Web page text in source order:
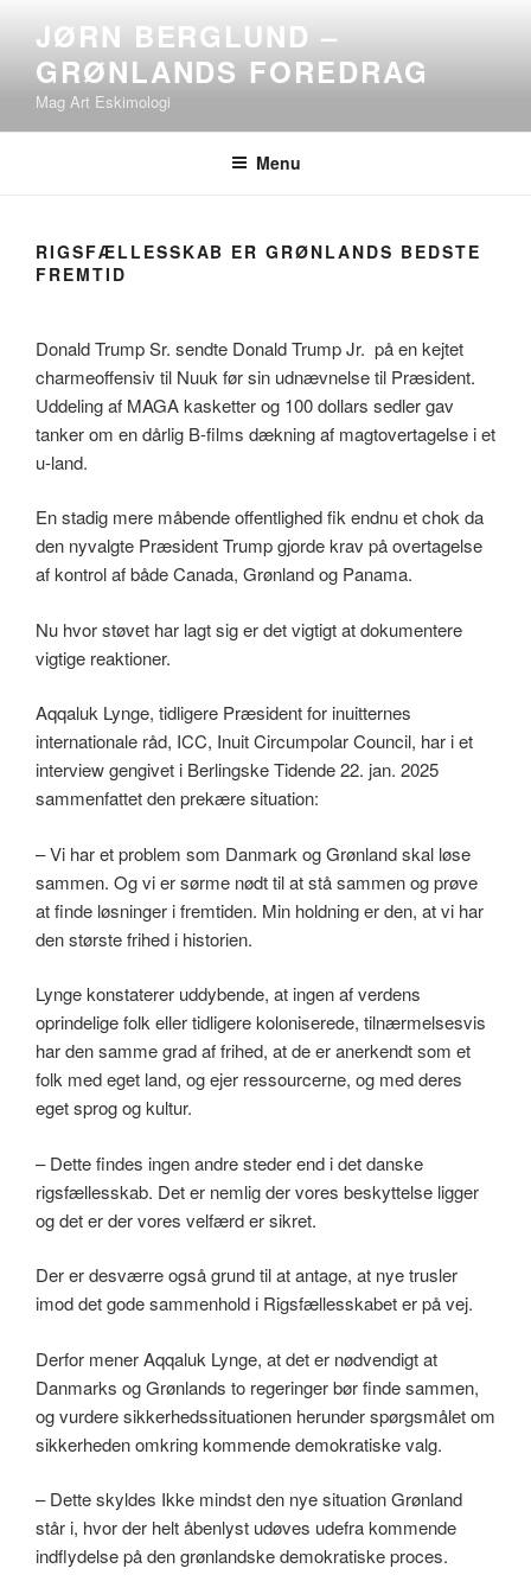
indhold
JØRN BERGLUND –
GRØNLANDS FOREDRAG
Mag Art Eskimologi
Menu
RIGSFÆLLESSKAB ER GRØNLANDS BEDSTE
FREMTID
Donald Trump Sr. sendte Donald Trump Jr. på en kejtet
charmeoffensiv til Nuuk før sin udnævnelse til Præsident.
Uddeling af MAGA kasketter og 100 dollars sedler gav
tanker om en dårlig B-films dækning af magtovertagelse i et
u-land.
En stadig mere måbende offentlighed fik endnu et chok da
den nyvalgte Præsident Trump gjorde krav på overtagelse
af kontrol af både Canada, Grønland og Panama.
Nu hvor støvet har lagt sig er det vigtigt at dokumentere
vigtige reaktioner.
Aqqaluk Lynge, tidligere Præsident for inuitternes
internationale råd, ICC, Inuit Circumpolar Council, har i et
interview gengivet i Berlingske Tidende 22. jan. 2025
sammenfattet den prekære situation:
– Vi har et problem som Danmark og Grønland skal løse
sammen. Og vi er sørme nødt til at stå sammen og prøve
at finde løsninger i fremtiden. Min holdning er den, at vi har
den største frihed i historien.
Lynge konstaterer uddybende, at ingen af verdens
oprindelige folk eller tidligere koloniserede, tilnærmelsesvis
har den samme grad af frihed, at de er anerkendt som et
folk med eget land, og ejer ressourcerne, og med deres
eget sprog og kultur.
– Dette findes ingen andre steder end i det danske
rigsfællesskab. Det er nemlig der vores beskyttelse ligger
og det er der vores velfærd er sikret.
Der er desværre også grund til at antage, at nye trusler
imod det gode sammenhold i Rigsfællesskabet er på vej.
Derfor mener Aqqaluk Lynge, at det er nødvendigt at
Danmarks og Grønlands to regeringer bør finde sammen,
og vurdere sikkerhedssituationen herunder spørgsmålet om
sikkerheden omkring kommende demokratiske valg.
– Dette skyldes Ikke mindst den nye situation Grønland
står i, hvor der helt åbenlyst udøves udefra kommende
indflydelse på den grønlandske demokratiske proces.